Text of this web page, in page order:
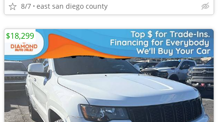
8/7 east san diego county
$18,299